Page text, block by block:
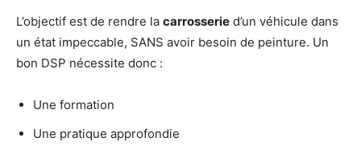
L’objectif est de rendre la carrosserie d’un véhicule dans
un état impeccable, SANS avoir besoin de peinture. Un
bon DSP nécessite donc :
Une formation
Une pratique approfondie